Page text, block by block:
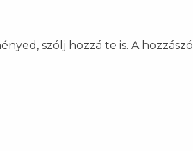
szólj hozzá te is. A